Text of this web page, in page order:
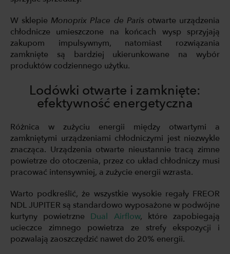
W sklepie Monoprix Place de Paris otwarte urządzenia
chłodnicze umieszczone na końcach wysp sprzyjają
zakupom impulsywnym, natomiast rozwiązania
zamknięte są bardziej ukierunkowane na wybór
produktów codziennego użytku.
Lodówki otwarte i zamknięte:
efektywność energetyczna
Różnica w zużyciu energii między otwartymi a
zamkniętymi urządzeniami chłodniczymi jest niezwykle
znacząca. Urządzenia otwarte nieustannie tracą zimne
powietrze do otoczenia, przez co układ chłodniczy musi
pracować intensywniej, a zużycie energii wzrasta.
Warto podkreślić, że wszystkie wysokie regały FREOR
NDL JUPITER są standardowo wyposażone w podwójne
kurtyny powietrzne Dual Airflow, które zapobiegają
ucieczce zimnego powietrza ze strefy ekspozycji i
pozwalają zaoszczędzić nawet do 20% energii.